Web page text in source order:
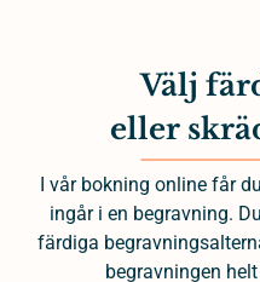
Välj
eller
I vår bokning online får
ingår i en begravning.
färdiga
begravningen